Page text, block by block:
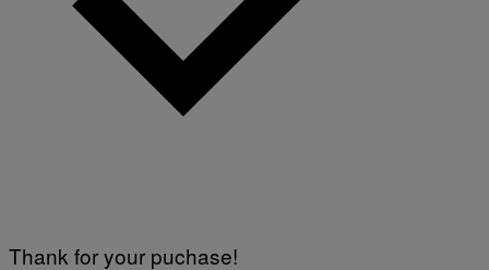
Thank for your puchase!